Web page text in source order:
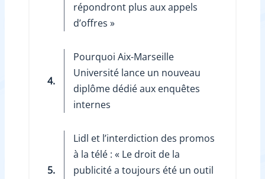
répondront plus aux appels
d’offres »
4.
Pourquoi Aix-Marseille
Université lance un nouveau
diplôme dédié aux enquêtes
internes
5.
Lidl et l’interdiction des promos
à la télé : « Le droit de la
publicité a toujours été un outil